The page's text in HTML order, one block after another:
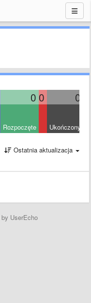
0 0 0
Rozpoczęte Ukończony
Ostatnia aktualizacja
by UserEcho